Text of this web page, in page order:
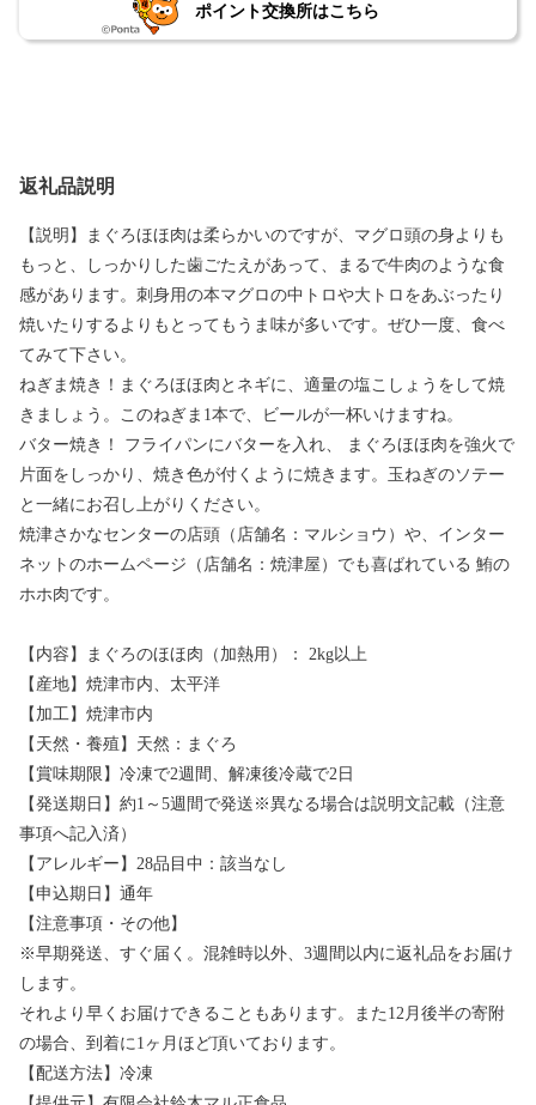
ポイント交換所はこちら
返礼品説明
【説明】まぐろほほ肉は柔らかいのですが、マグロ頭の身よりも
もっと、しっかりした歯ごたえがあって、まるで牛肉のような食
感があります。刺身用の本マグロの中トロや大トロをあぶったり
焼いたりするよりもとってもうま味が多いです。ぜひ一度、食べ
てみて下さい。
ねぎま焼き！まぐろほほ肉とネギに、適量の塩こしょうをして焼
きましょう。このねぎま1本で、ビールが一杯いけますね。
バター焼き！ フライパンにバターを入れ、 まぐろほほ肉を強火で
片面をしっかり、焼き色が付くように焼きます。玉ねぎのソテー
と一緒にお召し上がりください。
焼津さかなセンターの店頭（店舗名：マルショウ）や、インター
ネットのホームページ（店舗名：焼津屋）でも喜ばれている 鮪の
ホホ肉です。
【内容】まぐろのほほ肉（加熱用）： 2kg以上
【産地】焼津市内、太平洋
【加工】焼津市内
【天然・養殖】天然：まぐろ
【賞味期限】冷凍で2週間、解凍後冷蔵で2日
【発送期日】約1～5週間で発送※異なる場合は説明文記載（注意
事項へ記入済）
【アレルギー】28品目中：該当なし
【申込期日】通年
【注意事項・その他】
※早期発送、すぐ届く。混雑時以外、3週間以内に返礼品をお届け
します。
それより早くお届けできることもあります。また12月後半の寄附
の場合、到着に1ヶ月ほど頂いております。
【配送方法】冷凍